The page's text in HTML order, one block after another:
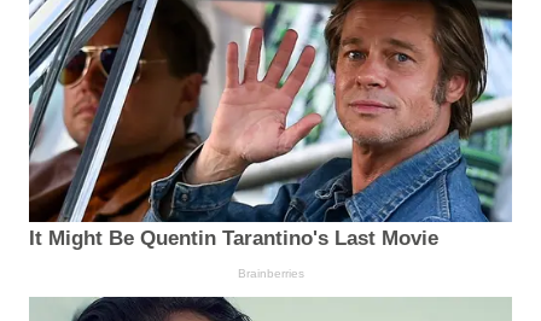
It Might Be Quentin Tarantino's Last Movie
Brainberries